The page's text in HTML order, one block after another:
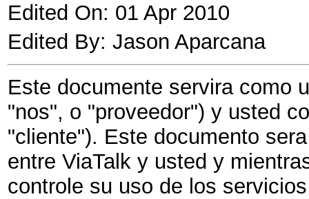
Edited On: 01 Apr 2010
Edited By: Jason Aparcana
Este documente servira como
"nos", o "proveedor") y usted
"cliente"). Este documento
entre ViaTalk y usted y
controle su uso de los